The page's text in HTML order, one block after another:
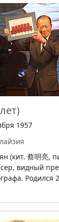
1957
(кит. 蔡明亮,
видный
Родился